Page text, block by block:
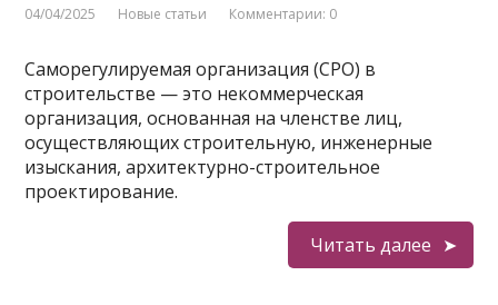
04/04/2025 Новые статьи Комментарии: 0
Саморегулируемая организация (СРО) в
строительстве — это некоммерческая
организация, основанная на членстве лиц,
осуществляющих строительную, инженерные
изыскания, архитектурно-строительное
проектирование.
Читать далее